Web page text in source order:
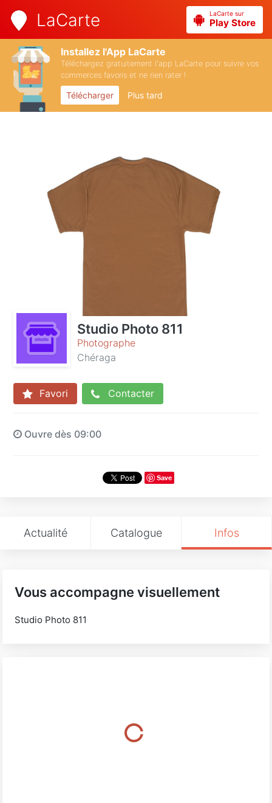
LaCarte LaCarte sur
Play Store
Installez l'App LaCarte
Téléchargez gratuitement l'app LaCarte pour suivre vos
commerces favoris et ne rien rater !
Télécharger Plus tard
Studio Photo 811
Photographe
Chéraga
Favori Contacter
Ouvre dès 09:00
Save
Actualité Catalogue Infos
Vous accompagne visuellement
Studio Photo 811